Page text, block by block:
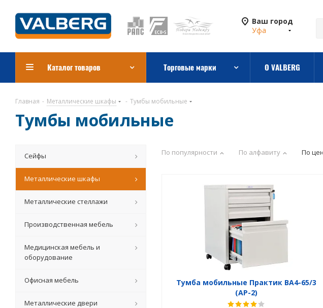
Ваш город
Уфа
Каталог товаров Торговые марки О VALBERG
Главная - Металлические шкафы - Тумбы мобильные
Тумбы мобильные
По популярности По алфавиту По
Тумба мобильные Практик BA4-65/3
(АР-2)
Сейфы
Металлические шкафы
Металлические стеллажи
Производственная мебель
Медицинская мебель и
оборудование
Офисная мебель
Металлические двери